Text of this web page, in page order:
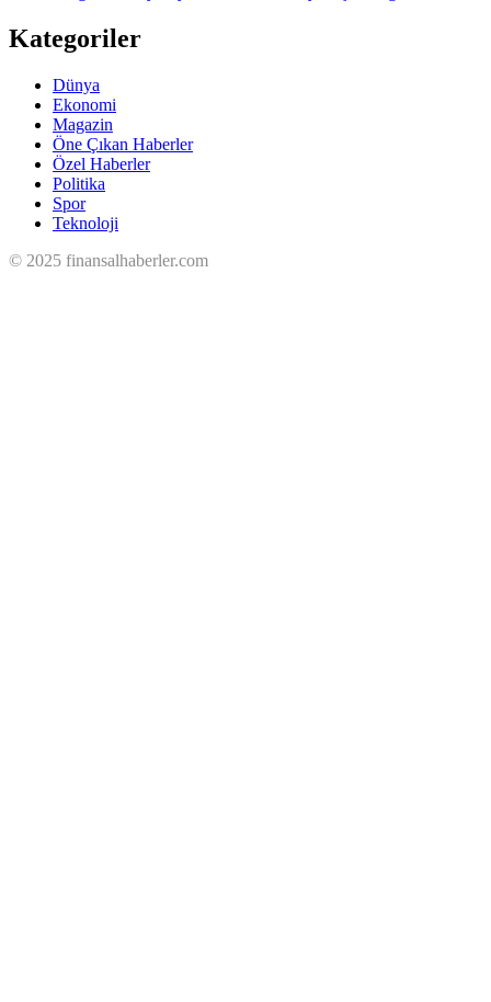
Kategoriler
Dünya
Ekonomi
Magazin
Öne Çıkan Haberler
Özel Haberler
Politika
Spor
Teknoloji
© 2025 finansalhaberler.com